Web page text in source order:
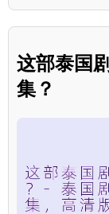
这部泰国
集？